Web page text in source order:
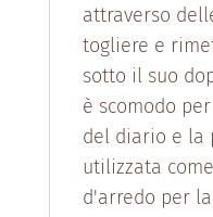
attraverso
togliere e
sotto il suo
è scomodo
del diario e la
utilizzata
d'arredo per